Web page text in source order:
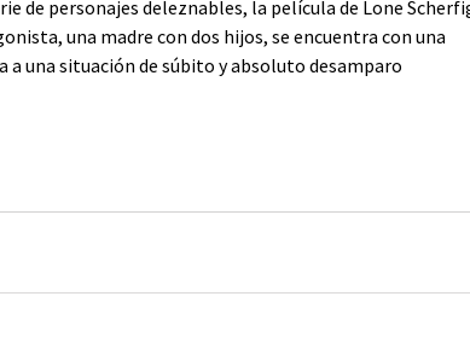
de personajes deleznables, la película de Lone
una madre con dos hijos, se encuentra con una
a una situación de súbito y absoluto desamparo